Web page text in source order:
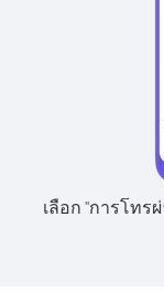
เลือก "การโทร